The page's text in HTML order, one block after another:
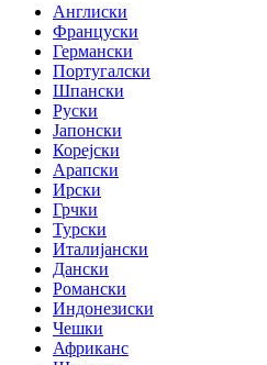
Англиски
Француски
Германски
Португалски
Шпански
Руски
Јапонски
Корејски
Арапски
Ирски
Грчки
Турски
Италијански
Дански
Романски
Индонезиски
Чешки
Африканс